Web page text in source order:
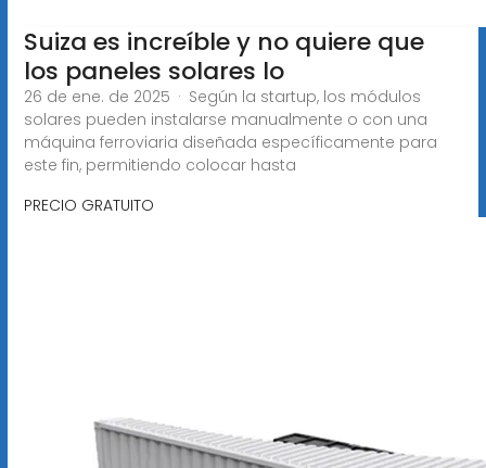
Suiza es increíble y no quiere que
los paneles solares lo
26 de ene. de 2025 · Según la startup, los módulos
solares pueden instalarse manualmente o con una
máquina ferroviaria diseñada específicamente para
este fin, permitiendo colocar hasta
PRECIO GRATUITO